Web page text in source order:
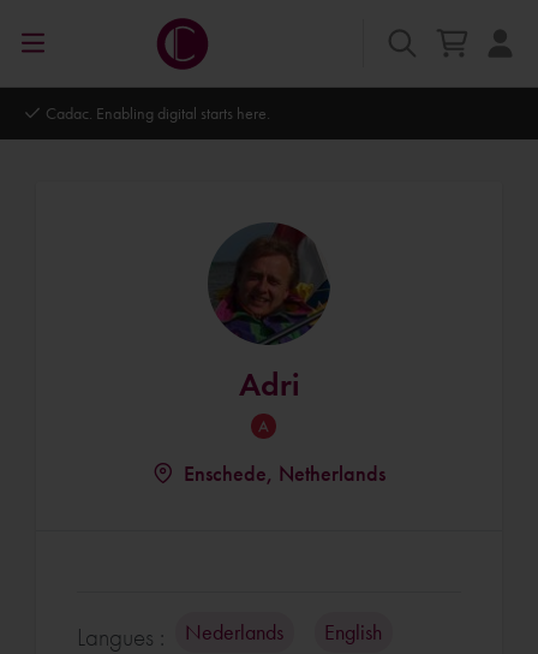
Cadac. Enabling digital starts here.
Adri
Enschede, Netherlands
Langues : Nederlands English